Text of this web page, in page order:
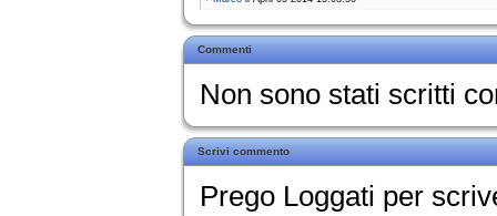
Commenti
Non sono stati scritti
Scrivi commento
Prego Loggati per